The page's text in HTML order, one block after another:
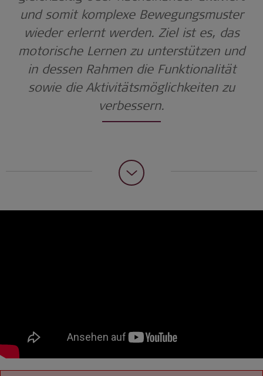
und somit komplexe Bewegungsmuster
wieder erlernt werden. Ziel ist es, das
motorische Lernen zu unterstützen und
in dessen Rahmen die Funktionalität
sowie die Aktivitätsmöglichkeiten zu
verbessern.